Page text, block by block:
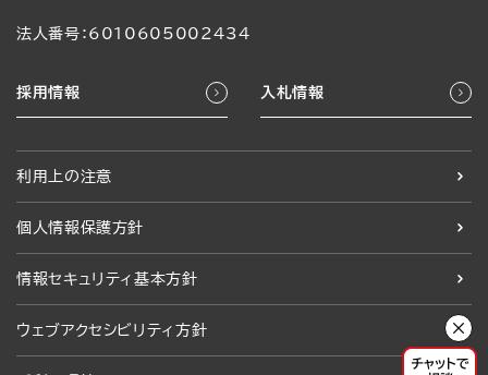
法人番号：6010605002434
採用情報 入札情報
利用上の注意
個人情報保護方針
情報セキュリティ基本方針
ウェブアクセシビリティ方針